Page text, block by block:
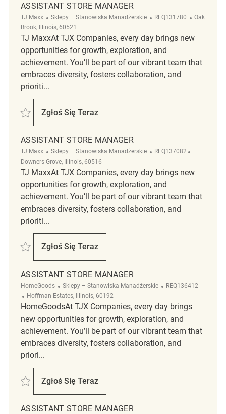
ASSISTANT STORE MANAGER
TJ Maxx Kategoria
Sklepy – Stanowiska Manadżerskie ReqId
REQ131780 Lokalizacja
Oak
Brook, Illinois, 60521
TJ MaxxAt TJX Companies, every day brings new
opportunities for growth, exploration, and
achievement. You’ll be part of our vibrant team that
embraces diversity, fosters collaboration, and
prioriti...
Zapisać Assistant Store Manager REQ131780
Zgłoś Się Teraz
Assistant Store Manager
ASSISTANT STORE MANAGER
TJ Maxx Kategoria
Sklepy – Stanowiska Manadżerskie ReqId
REQ137082
Downers Grove, Illinois, 60516
TJ MaxxAt TJX Companies, every day brings new
opportunities for growth, exploration, and
achievement. You’ll be part of our vibrant team that
embraces diversity, fosters collaboration, and
prioriti...
Zapisać Assistant Store Manager REQ137082
Zgłoś Się Teraz
Assistant Store Manager
ASSISTANT STORE MANAGER
HomeGoods Kategoria
Sklepy – Stanowiska Manadżerskie ReqId
REQ136412
Lokalizacja
Hoffman Estates, Illinois, 60192
HomeGoodsAt TJX Companies, every day brings
new opportunities for growth, exploration, and
achievement. You’ll be part of our vibrant team that
embraces diversity, fosters collaboration, and
priori...
Zapisać Assistant Store Manager REQ136412
Zgłoś Się Teraz
Assistant Store Manager
ASSISTANT STORE MANAGER